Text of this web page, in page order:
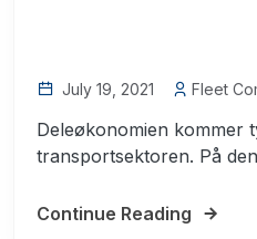
July 19, 2021 Fleet
Deleøkonomien kommer
transportsektoren. På
Continue Reading